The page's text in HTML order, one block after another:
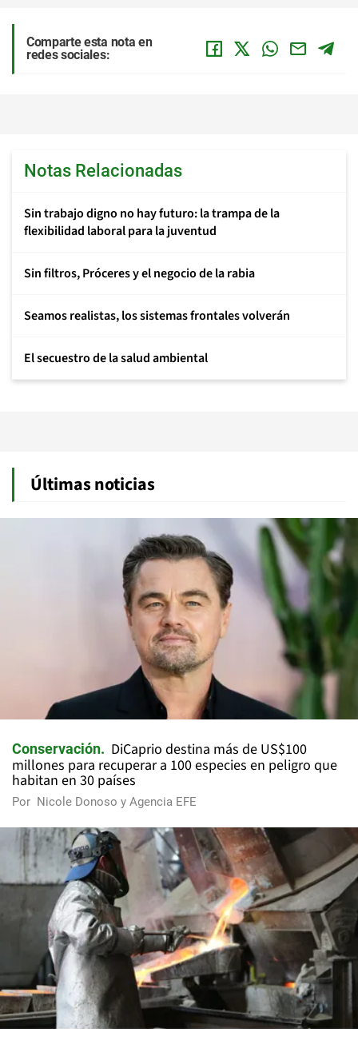
Comparte esta nota en
redes sociales:
Notas Relacionadas
Sin trabajo digno no hay futuro: la trampa de la
flexibilidad laboral para la juventud
Sin filtros, Próceres y el negocio de la rabia
Seamos realistas, los sistemas frontales volverán
El secuestro de la salud ambiental
Últimas noticias
Conservación
DiCaprio destina más de US$100
millones para recuperar a 100 especies en peligro que
habitan en 30 países
Por Nicole Donoso y Agencia EFE